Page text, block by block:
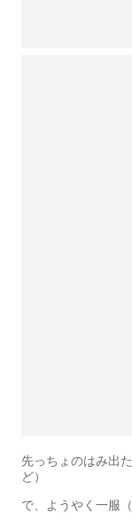
先っちょのはみ出
ど）
で、ようやく一服（